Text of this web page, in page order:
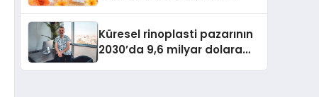
Küresel rinoplasti pazarının
2030’da 9,6 milyar dolara